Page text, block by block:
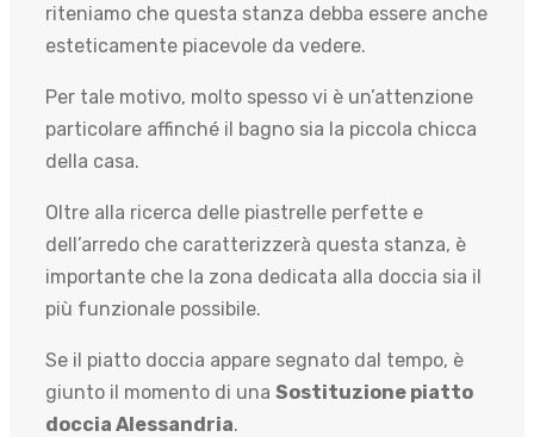
riteniamo che questa stanza debba essere anche
esteticamente piacevole da vedere.
Per tale motivo, molto spesso vi è un’attenzione
particolare affinché il bagno sia la piccola chicca
della casa.
Oltre alla ricerca delle piastrelle perfette e
dell’arredo che caratterizzerà questa stanza, è
importante che la zona dedicata alla doccia sia il
più funzionale possibile.
Se il piatto doccia appare segnato dal tempo, è
giunto il momento di una Sostituzione piatto
doccia Alessandria.